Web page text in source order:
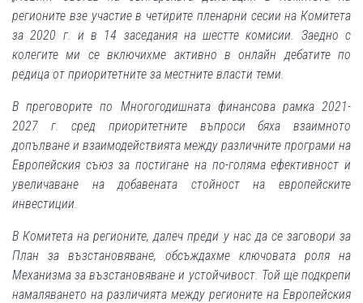
регионите взе участие в четирите пленарни сесии на Комитета
за 2020 г. и в 14 заседания на шестте комисии. Заедно с
колегите ми се включихме активно в онлайн дебатите по
редица от приоритетните за местните власти теми.
В преговорите по Многогодишната финансова рамка 2021-
2027 г. сред приоритетните въпроси бяха
взаимното
допълване и взаимодействията между различните програми на
Европейския съюз за постигане на по-голяма ефективност и
увеличаване на добавената стойност на европейските
инвестиции.
В Комитета на регионите, далеч преди у нас да се заговори за
План за възстановяване, обсъждахме ключовата роля на
Механизма за възстановяване и устойчивост. Той ще подкрепи
намаляването на различията между регионите на Европейския